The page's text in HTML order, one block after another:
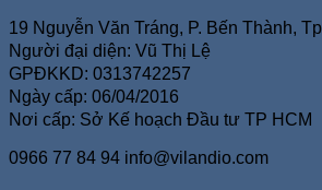
19 Nguyễn Văn Tráng, P. Bến Thành,
Người đại diện: Vũ Thị Lệ
GPĐKKD: 0313742257
Ngày cấp: 06/04/2016
Nơi cấp: Sở Kế hoạch Đầu tư TP HCM
0966 77 84 94 info@vilandio.com